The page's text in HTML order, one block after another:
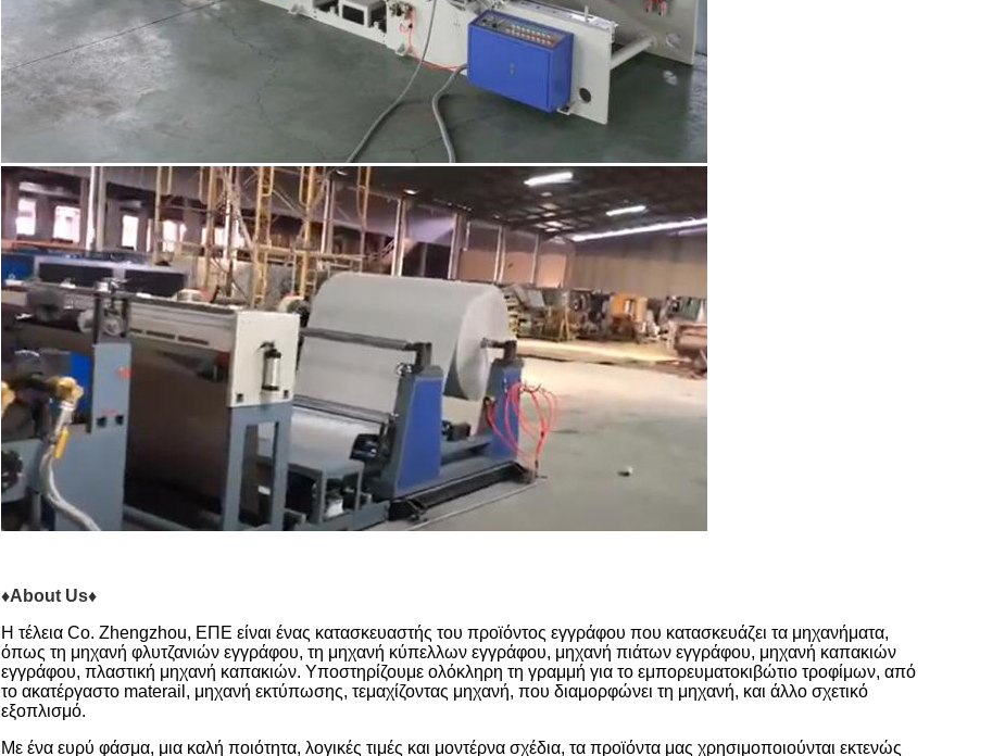
♦About Us♦
Η τέλεια Co. Zhengzhou, ΕΠΕ είναι ένας κατασκευαστής του προϊόντος εγγράφου που κατασκευάζει τα μηχανήματα,
όπως τη μηχανή φλυτζανιών εγγράφου, τη μηχανή κύπελλων εγγράφου, μηχανή πιάτων εγγράφου, μηχανή καπακιών
εγγράφου, πλαστική μηχανή καπακιών. Υποστηρίζουμε ολόκληρη τη γραμμή για το εμπορευματοκιβώτιο τροφίμων, από
το ακατέργαστο materail, μηχανή εκτύπωσης, τεμαχίζοντας μηχανή, που διαμορφώνει τη μηχανή, και άλλο σχετικό
εξοπλισμό.
Με ένα ευρύ φάσμα, μια καλή ποιότητα, λογικές τιμές και μοντέρνα σχέδια, τα προϊόντα μας χρησιμοποιούνται εκτενώς